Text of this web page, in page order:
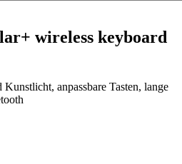
wireless keyboard
anpassbare Tasten, lange